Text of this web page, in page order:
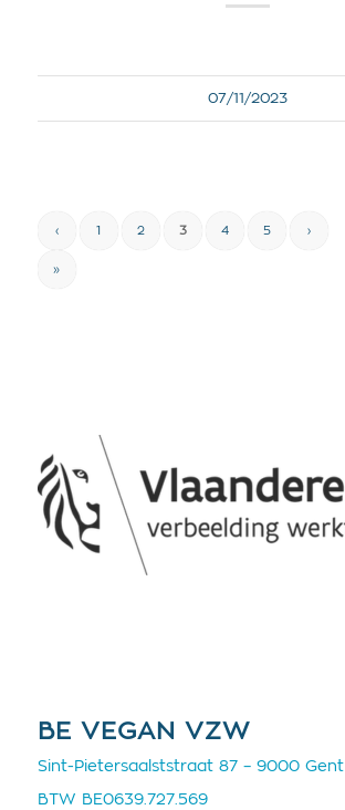
07/11/2023
‹ 1 2 3 4 5 ›
»
BE VEGAN VZW
Sint-Pietersaalststraat 87 – 9000 Gent
BTW BE0639.727.569